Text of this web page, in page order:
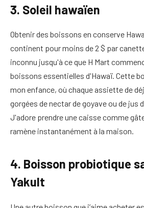
3. Soleil hawaïen
Obtenir des boissons en conserve
continent pour moins de 2 $ par
inconnu jusqu'à ce que H Mart
boissons essentielles d'Hawaï. Cette
mon enfance, où chaque assiette de
gorgées de nectar de goyave ou de jus
J'adore prendre une caisse comme
ramène instantanément à la maison.
4. Boisson probiotique
Yakult